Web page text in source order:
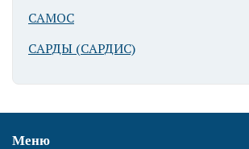
САМОС
САРДЫ (САРДИС)
Меню